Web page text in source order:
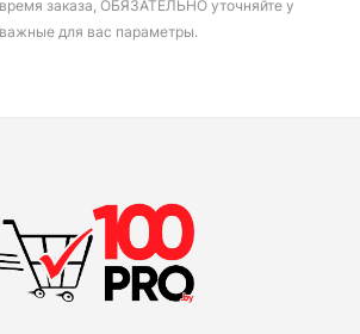
заказа, ОБЯЗАТЕЛЬНО уточняйте у
для вас параметры.